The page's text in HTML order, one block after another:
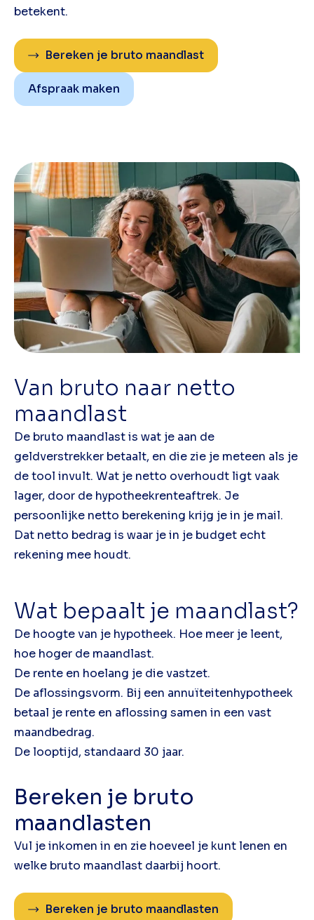
betekent.
Bereken je bruto maandlast
Afspraak maken
Van bruto naar netto
maandlast
De bruto maandlast is wat je aan de
geldverstrekker betaalt, en die zie je meteen als je
de tool invult. Wat je netto overhoudt ligt vaak
lager, door de hypotheekrenteaftrek. Je
persoonlijke netto berekening krijg je in je mail.
Dat netto bedrag is waar je in je budget echt
rekening mee houdt.
Wat bepaalt je maandlast?
De hoogte van je hypotheek. Hoe meer je leent,
hoe hoger de maandlast.
De rente en hoelang je die vastzet.
De aflossingsvorm. Bij een annuïteitenhypotheek
betaal je rente en aflossing samen in een vast
maandbedrag.
De looptijd, standaard 30 jaar.
Bereken je bruto
maandlasten
Vul je inkomen in en zie hoeveel je kunt lenen en
welke bruto maandlast daarbij hoort.
Bereken je bruto maandlasten